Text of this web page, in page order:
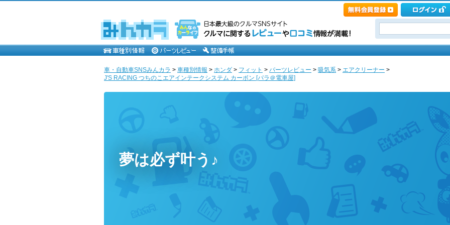
車・自動車SNSみんカラ > 車種別情報 > ホンダ > フィット > パーツレビュー > 吸気系 > エアクリーナー >
J'S RACING つちのこエアインテークシステム カーボン [パラ＠電車屋]
夢は必ず叶う♪